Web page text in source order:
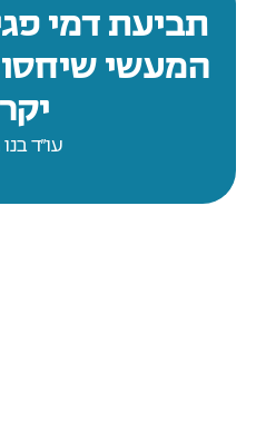
תביעת דמי
המעשי
עו״ד